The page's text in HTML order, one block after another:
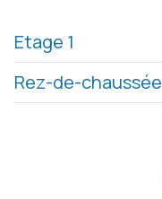
Etage 1
salon/sejour
Rez-de-chaussée